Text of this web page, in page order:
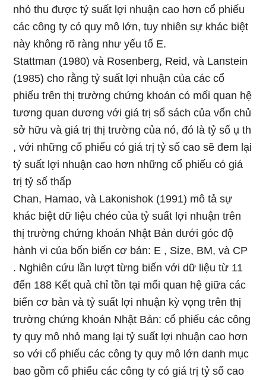
nhỏ thu được tỷ suất lợi nhuận cao hơn cổ phiếu
các công ty có quy mô lớn, tuy nhiên sự khác biệt
này không rõ ràng như yếu tố E.
Stattman (1980) và Rosenberg, Reid, và Lanstein
(1985) cho rằng tỷ suất lợi nhuận của các cổ
phiếu trên thị trường chứng khoán có mối quan hệ
tương quan dương với giá trị sổ sách của vốn chủ
sở hữu và giá trị thị trường của nó, đó là tỷ số ụ th
, với những cổ phiếu có giá trị tỷ số cao sẽ đem lại
tỷ suất lợi nhuận cao hơn những cổ phiếu có giá
trị tỷ số thấp
Chan, Hamao, và Lakonishok (1991) mô tả sự
khác biệt dữ liệu chéo của tỷ suất lợi nhuận trên
thị trường chứng khoán Nhật Bản dưới góc độ
hành vi của bốn biến cơ bản: E , Size, BM, và CP
. Nghiên cứu lần lượt từng biến với dữ liệu từ 11
đến 188 Kết quả chỉ tồn tại mối quan hệ giữa các
biến cơ bản và tỷ suất lợi nhuận kỳ vọng trên thị
trường chứng khoán Nhật Bản: cổ phiếu các công
ty quy mô nhỏ mang lại tỷ suất lợi nhuận cao hơn
so với cổ phiếu các công ty quy mô lớn danh mục
bao gồm cổ phiếu các công ty có giá trị tỷ số cao